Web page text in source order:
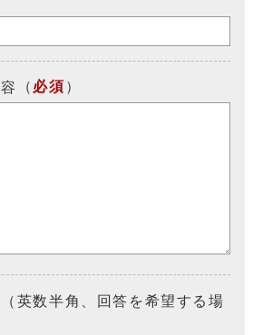
（ 必須 ）
英数半角、回答を希望する場